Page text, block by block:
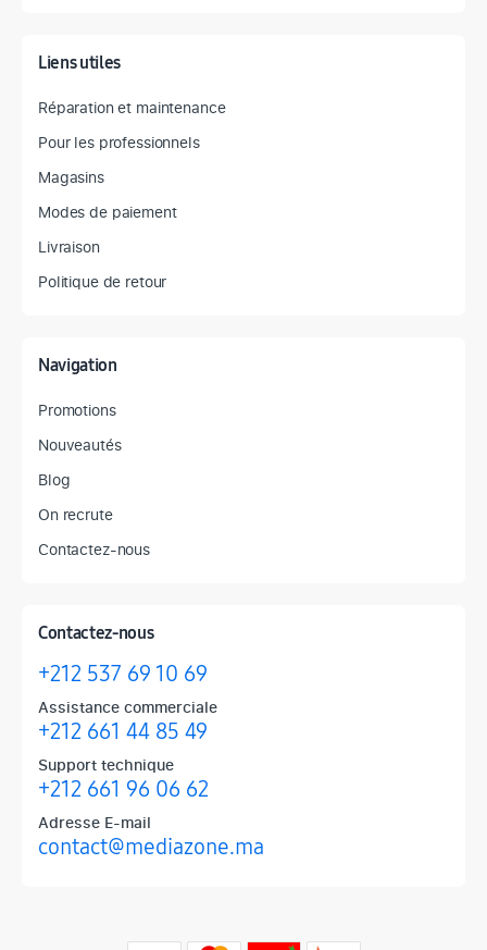
Liens utiles
Réparation et maintenance
Pour les professionnels
Magasins
Modes de paiement
Livraison
Politique de retour
Navigation
Promotions
Nouveautés
Blog
On recrute
Contactez-nous
Contactez-nous
+212 537 69 10 69
Assistance commerciale
+212 661 44 85 49
Support technique
+212 661 96 06 62
Adresse E-mail
contact@mediazone.ma